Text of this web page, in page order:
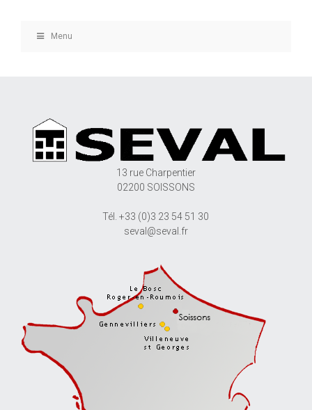
Menu
13 rue Charpentier
02200 SOISSONS
Tél. +33 (0)3 23 54 51 30
seval@seval.fr